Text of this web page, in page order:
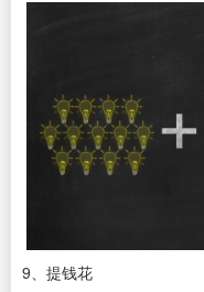
9、提钱花